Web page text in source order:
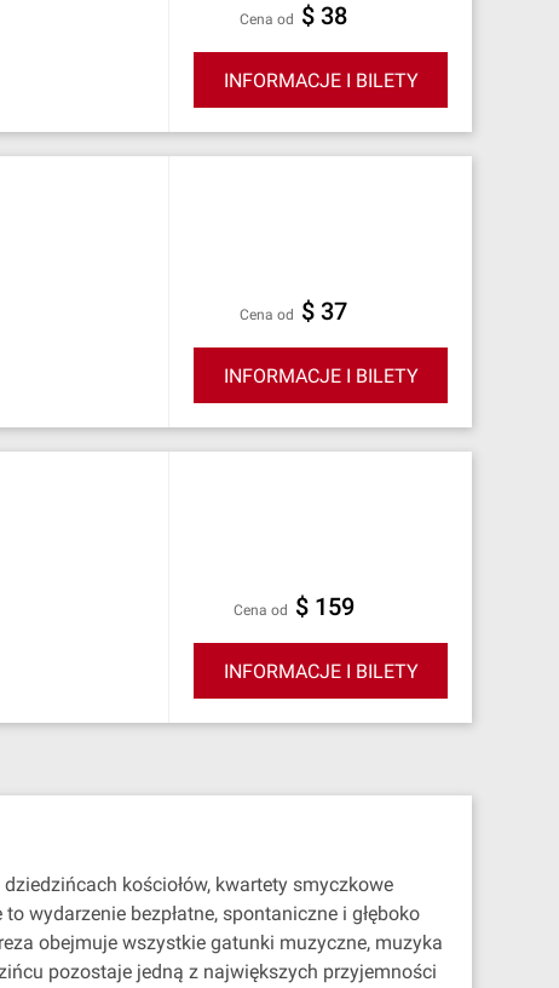
cena od $ 38
INFORMACJE I BILETY
cena od $ 37
INFORMACJE I BILETY
cena od $ 159
INFORMACJE I BILETY
kościołów, kwartety smyczkowe
wydarzenie bezpłatne, spontaniczne i głęboko
obejmuje wszystkie gatunki muzyczne, muzyka
pozostaje jedną z największych przyjemności